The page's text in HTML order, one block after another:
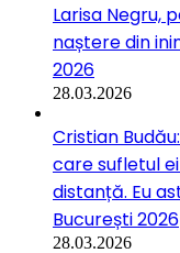
Larisa Negru,
naștere din
2026
28.03.2026
Cristian
care sufletul
distanță. Eu
București 2026
28.03.2026